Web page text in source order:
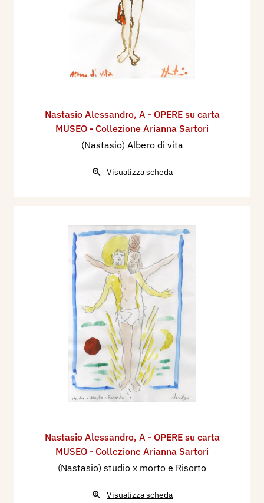
Nastasio Alessandro, A - OPERE su carta
MUSEO - Collezione Arianna Sartori
(Nastasio) Albero di vita
Visualizza scheda
Nastasio Alessandro, A - OPERE su carta
MUSEO - Collezione Arianna Sartori
(Nastasio) studio x morto e Risorto
Visualizza scheda